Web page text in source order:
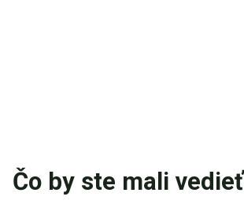
Čo by ste mali vedieť